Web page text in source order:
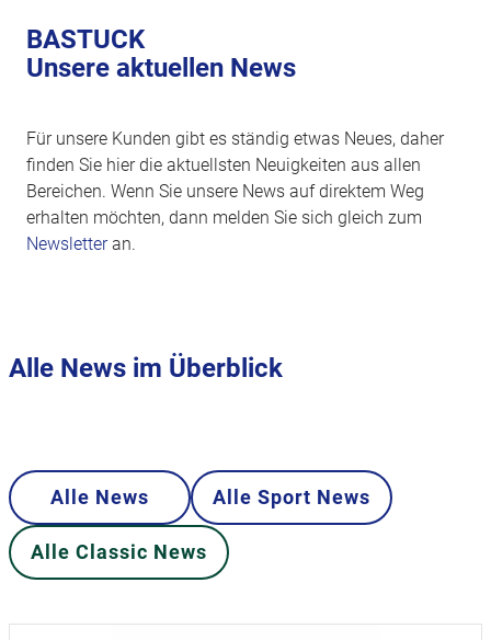
BASTUCK
Unsere aktuellen News
Für unsere Kunden gibt es ständig etwas Neues, daher
finden Sie hier die aktuellsten Neuigkeiten aus allen
Bereichen. Wenn Sie unsere News auf direktem Weg
erhalten möchten, dann melden Sie sich gleich zum
Newsletteran.
Alle News im Überblick
Alle News Alle Sport News
Alle Classic News